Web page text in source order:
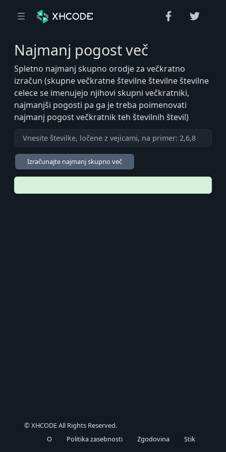
Najmanj pogost več
Spletno najmanj skupno orodje za večkratno
izračun (skupne večkratne številne številne številne
celece se imenujejo njihovi skupni večkratniki,
najmanjši pogosti pa ga je treba poimenovati
najmanj pogost večkratnik teh številnih števil)
Izračunajte najmanj skupno več
© XHCODE All Rights Reserved.
O
Politika zasebnosti Zgodovina Stik